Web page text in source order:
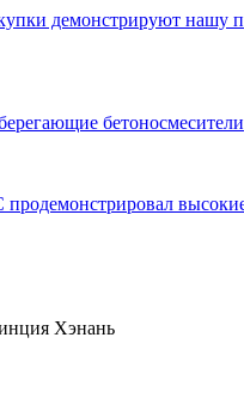
демонстрируют нашу
бетоносмесители
Хэнань